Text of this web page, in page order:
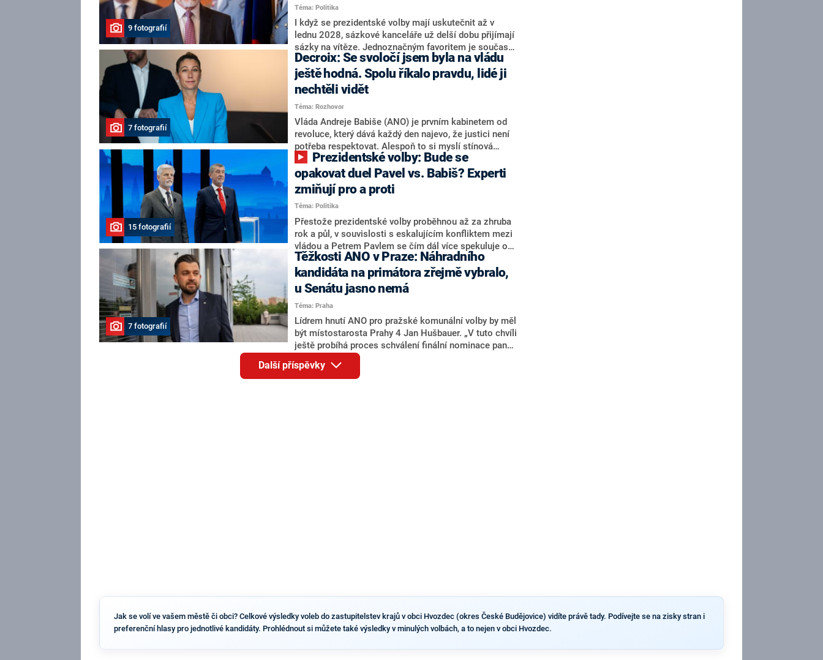
redakce nevyloučil. Předseda klubu senátorů ODS
Zdeněk Nytra redakci řekl, že počítá s odchodem
některých senátorů z klubu a že Naše Česko není
nepřítel, ale soupeř.
9 fotografií
Téma: Politika
I když se prezidentské volby mají uskutečnit až v
lednu 2028, sázkové kanceláře už delší dobu přijímají
sázky na vítěze. Jednoznačným favoritem je současná
hlava státu Petr Pavel. Daleko za ním pak bookmakeři
zmiňují dva výrazné politiky ANO, tedy premiéra
Andreje Babiše a ministra průmyslu Karla Havlíčka.
Oblíbeným tipem samotných sázkařů je poslanec za
Motoristy Filip Turek. Politolog Jan Kubáček nicméně
o případné kandidatuře kohokoliv ze zmíněné trojice
značně pochybuje. Podle něj současná koalice dosud
nemá osobu, která by Pavlovi mohla konkurovat.
7 fotografií
Decroix: Se svoločí jsem byla na vládu
ještě hodná. Spolu říkalo pravdu, lidé ji
nechtěli vidět
Téma: Rozhovor
Vláda Andreje Babiše (ANO) je prvním kabinetem od
revoluce, který dává každý den najevo, že justici není
potřeba respektovat. Alespoň to si myslí stínová
ministryně spravedlnosti ODS Eva Decroix. V
rozhovoru pro CNN Prima NEWS si nebrala servítky
ohledně politického výkonu svého nástupce Jeronýma
Tejce (za ANO) či vládní zmocněnkyně pro lidská
práva Taťány Malé (ANO). Označením „svoloč“ na
adresu vlády prý byla ještě hodná. Decroix se také
vrátila k volební porážce koalice Spolu či promluvila o
hnutí Naše Česko Martina Kuby.
15 fotografií
opakovat duel Pavel vs. Babiš? Experti
zmiňují pro a proti
Téma: Politika
Přestože prezidentské volby proběhnou až za zhruba
rok a půl, v souvislosti s eskalujícím konfliktem mezi
vládou a Petrem Pavlem se čím dál více spekuluje o
tom, koho by do bitvy o Hrad mohla vyslat současná
koalice. Někteří političtí komentátoři znovu vytahují
jméno premiéra Andreje Babiše (ANO). Jak moc je
pravděpodobné, že se v prezidentských volbách 2028
bude znovu opakovat souboj z roku 2023?
7 fotografií
Těžkosti ANO v Praze: Náhradního
kandidáta na primátora zřejmě vybralo,
u Senátu jasno nemá
Téma: Praha
Lídrem hnutí ANO pro pražské komunální volby by měl
být místostarosta Prahy 4 Jan Hušbauer. „V tuto chvíli
ještě probíhá proces schválení finální nominace pana
Jana Hušbauera Výborem hnutí ANO,“ uvedl pro
redakci místopředseda pražského ANO Martin
Benkovič. O Hušbauerovi se spekulovalo jako o
Další příspěvky
Jak se volí ve vašem městě či obci? Celkové výsledky voleb do zastupitelstev krajů v obci Hvozdec (okres České Budějovice) vidíte právě tady. Podívejte se na zisky stran i
preferenční hlasy pro jednotlivé kandidáty. Prohlédnout si můžete také výsledky v minulých volbách, a to nejen v obci Hvozdec.